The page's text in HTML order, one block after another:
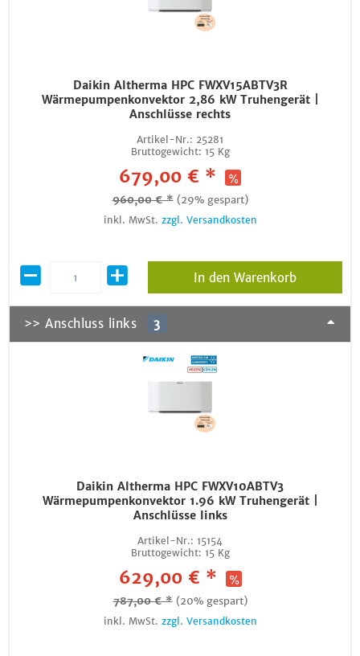
Daikin Altherma HPC FWXV15ABTV3R
Wärmepumpenkonvektor 2,86 kW Truhengerät |
Anschlüsse rechts
Artikel-Nr.: 25281
Bruttogewicht: 15 Kg
679,00 € *
960,00 € * (29% gespart)
inkl. MwSt. zzgl. Versandkosten
In den Warenkorb
>> Anschluss links 3
Daikin Altherma HPC FWXV10ABTV3
Wärmepumpenkonvektor 1.96 kW Truhengerät |
Anschlüsse links
Artikel-Nr.: 15154
Bruttogewicht: 15 Kg
629,00 € *
787,00 € * (20% gespart)
inkl. MwSt. zzgl. Versandkosten